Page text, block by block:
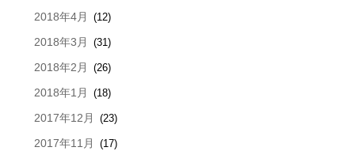
2018年4月 (12)
2018年3月 (31)
2018年2月 (26)
2018年1月 (18)
2017年12月 (23)
2017年11月 (17)